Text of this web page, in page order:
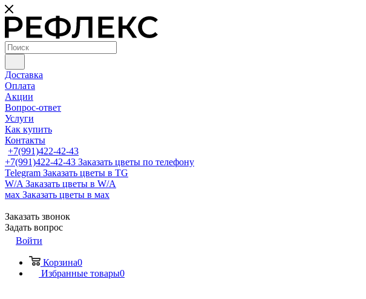
Доставка
Оплата
Акции
Вопрос-ответ
Услуги
Как купить
Контакты
+7(991)422-42-43
+7(991)422-42-43 Заказать цветы по телефону
Telegram Заказать цветы в TG
W/A Заказать цветы в W/A
мах Заказать цветы в мах
Заказать звонок
Задать вопрос
Войти
Корзина0
Избранные товары0